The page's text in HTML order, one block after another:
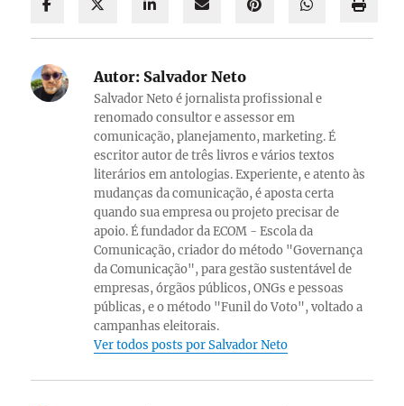
Autor: Salvador Neto
Salvador Neto é jornalista profissional e
renomado consultor e assessor em
comunicação, planejamento, marketing. É
escritor autor de três livros e vários textos
literários em antologias. Experiente, e atento às
mudanças da comunicação, é aposta certa
quando sua empresa ou projeto precisar de
apoio. É fundador da ECOM - Escola da
Comunicação, criador do método "Governança
da Comunicação", para gestão sustentável de
empresas, órgãos públicos, ONGs e pessoas
públicas, e o método "Funil do Voto", voltado a
campanhas eleitorais.
Ver todos posts por Salvador Neto